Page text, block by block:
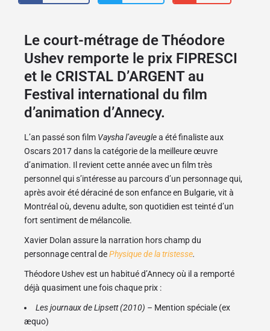
Le court-métrage de Théodore
Ushev remporte le prix FIPRESCI
et le CRISTAL D’ARGENT au
Festival international du film
d’animation d’Annecy.
L’an passé son film Vaysha l’aveuglea été finaliste aux
Oscars 2017 dans la catégorie de la meilleure œuvre
d’animation. Il revient cette année avec un film très
personnel qui s’intéresse au parcours d’un personnage qui,
après avoir été déraciné de son enfance en Bulgarie, vit à
Montréal où, devenu adulte, son quotidien est teinté d’un
fort sentiment de mélancolie.
Xavier Dolan assure la narration hors champ du
personnage central dePhysique de la tristesse.
Théodore Ushev est un habitué d’Annecy où il a remporté
déjà quasiment une fois chaque prix :
Les journaux de Lipsett (2010) – Mention spéciale (ex
æquo)